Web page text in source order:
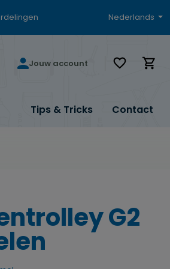
Nederlands
Jouw account Je hebt 0
Tips & Tricks Contact
G2